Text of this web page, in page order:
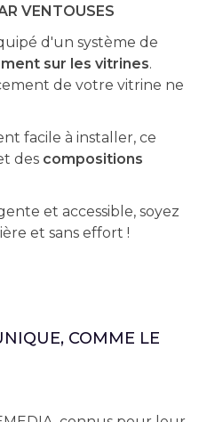
VENTOUSES
d'un système de
sur les vitrines.
de votre vitrine ne
facile à installer, ce
des compositions
et accessible, soyez
et sans effort !
COMME LE